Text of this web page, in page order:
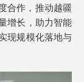
合作，推动越疆
增长，助力智能
现规模化落地与